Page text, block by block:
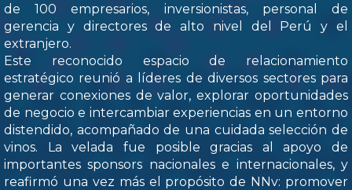
de 100 empresarios, inversionistas, personal de
gerencia y directores de alto nivel del Perú y el
extranjero.
Este reconocido espacio de relacionamiento
estratégico reunió a líderes de diversos sectores para
generar conexiones de valor, explorar oportunidades
de negocio e intercambiar experiencias en un entorno
distendido, acompañado de una cuidada selección de
vinos. La velada fue posible gracias al apoyo de
importantes sponsors nacionales e internacionales, y
reafirmó una vez más el propósito de NNv: promover